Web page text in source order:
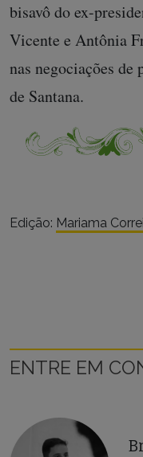
bisavô do ex-
Vicente e Antônia
nas negociações de
de Santana.
Edição: Mariama
ENTRE EM